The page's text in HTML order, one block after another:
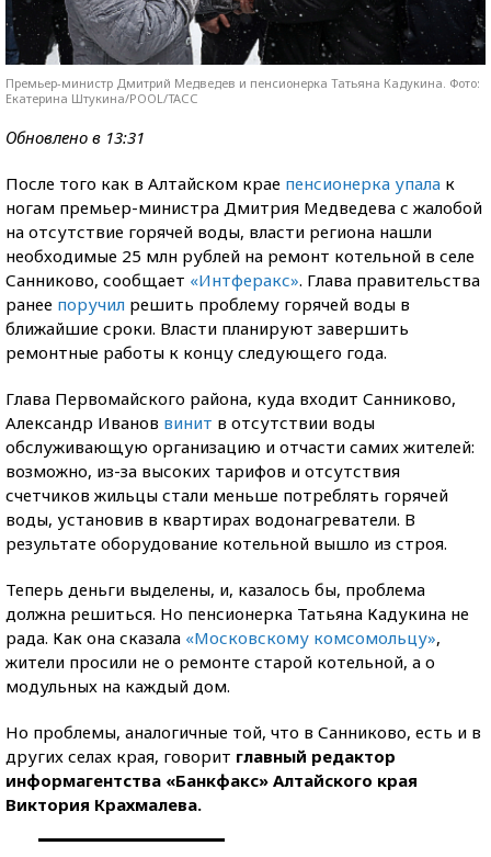
Премьер-министр Дмитрий Медведев и пенсионерка Татьяна Кадукина. Фото:
Екатерина Штукина/POOL/ТАСС
Обновлено в 13:31
После того как в Алтайском крае пенсионерка упала к
ногам премьер-министра Дмитрия Медведева с жалобой
на отсутствие горячей воды, власти региона нашли
необходимые 25 млн рублей на ремонт котельной в селе
Санниково, сообщает «Интферакс». Глава правительства
ранее поручил решить проблему горячей воды в
ближайшие сроки. Власти планируют завершить
ремонтные работы к концу следующего года.
Глава Первомайского района, куда входит Санниково,
Александр Иванов винит в отсутствии воды
обслуживающую организацию и отчасти самих жителей:
возможно, из-за высоких тарифов и отсутствия
счетчиков жильцы стали меньше потреблять горячей
воды, установив в квартирах водонагреватели. В
результате оборудование котельной вышло из строя.
Теперь деньги выделены, и, казалось бы, проблема
должна решиться. Но пенсионерка Татьяна Кадукина не
рада. Как она сказала «Московскому комсомольцу»,
жители просили не о ремонте старой котельной, а о
модульных на каждый дом.
Но проблемы, аналогичные той, что в Санниково, есть и в
других селах края, говорит главный редактор
информагентства «Банкфакс» Алтайского края
Виктория Крахмалева.